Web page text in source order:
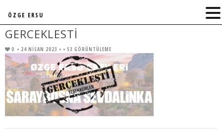
GERCEKLESTI
0 • 24 NISAN 2023 • • 53 GÖRÜNTÜLEME
ÖZGE ERSU